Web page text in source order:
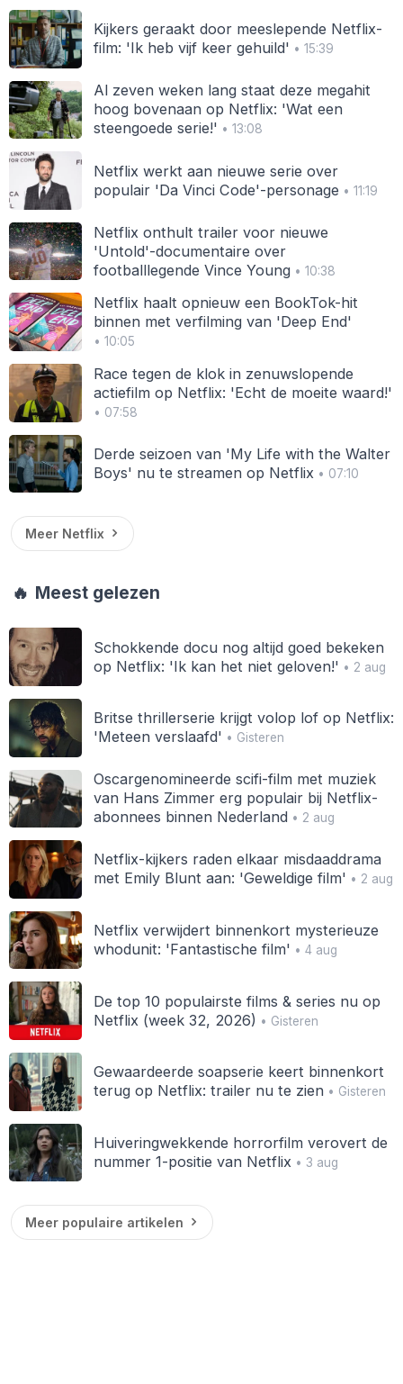
Kijkers geraakt door meeslepende Netflix-
film: 'Ik heb vijf keer gehuild' • 15:39
Al zeven weken lang staat deze megahit
hoog bovenaan op Netflix: 'Wat een
steengoede serie!' • 13:08
Netflix werkt aan nieuwe serie over
populair 'Da Vinci Code'-personage • 11:19
Netflix onthult trailer voor nieuwe
'Untold'-documentaire over
footballlegende Vince Young• 10:38
Netflix haalt opnieuw een BookTok-hit
binnen met verfilming van 'Deep End'
• 10:05
Race tegen de klok in zenuwslopende
actiefilm op Netflix: 'Echt de moeite waard!'
• 07:58
Derde seizoen van 'My Life with the Walter
Boys' nu te streamen op Netflix • 07:10
Meer Netflix
🔥 Meest gelezen
Schokkende docu nog altijd goed bekeken
op Netflix: 'Ik kan het niet geloven!' • 2 aug
Britse thrillerserie krijgt volop lof op Netflix:
'Meteen verslaafd' • Gisteren
Oscargenomineerde scifi-film met muziek
van Hans Zimmer erg populair bij Netflix-
abonnees binnen Nederland • 2 aug
Netflix-kijkers raden elkaar misdaaddrama
met Emily Blunt aan: 'Geweldige film' • 2 aug
Netflix verwijdert binnenkort mysterieuze
whodunit: 'Fantastische film' • 4 aug
De top 10 populairste films & series nu op
Netflix (week 32, 2026) • Gisteren
Gewaardeerde soapserie keert binnenkort
terug op Netflix: trailer nu te zien• Gisteren
Huiveringwekkende horrorfilm verovert de
nummer 1-positie van Netflix • 3 aug
Meer populaire artikelen